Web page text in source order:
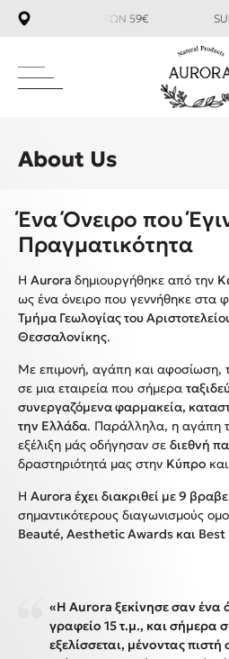
ΑΝΩ ΤΩΝ 59€ SUMMER SALES
About Us
Ένα Όνειρο που
Πραγματικότητα
Η Aurora δημιουργήθηκε από την
ως ένα όνειρο που γεννήθηκε στα
Τμήμα Γεωλογίας του
Θεσσαλονίκης.
Με επιμονή, αγάπη και αφοσίωση,
σε μια εταιρεία που σήμερα
συνεργαζόμενα φαρμακεία,
την Ελλάδα. Παράλληλα, η αγάπη
εξέλιξη μάς οδήγησαν σε διεθνή
δραστηριότητά μας στην Κύπρο
Η Aurora έχει διακριθεί με 9
σημαντικότερους διαγωνισμούς
Beauté, Aesthetic Awards και
«Η Aurora ξεκίνησε σαν ένα
γραφείο 15 τ.μ., και σήμερα
εξελίσσεται, μένοντας πιστή